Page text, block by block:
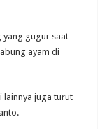
yang gugur saat
ayam di
lainnya juga turut